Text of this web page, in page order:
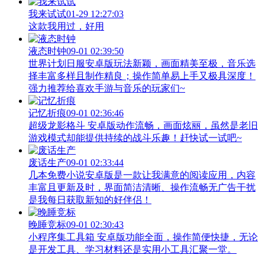
我来试试01-29 12:27:03
这款我用过，好用
液态时钟09-01 02:39:50
世界计划日服安卓版玩法新颖，画面精美至极，音乐选
择丰富多样且制作精良；操作简单易上手又极具深度！
强力推荐给喜欢手游与音乐的玩家们~
记忆折痕09-01 02:36:46
超级龙影格斗 安卓版动作流畅，画面炫丽，虽然是老旧
游戏模式却能提供持续的战斗乐趣！赶快试一试吧~
废话生产09-01 02:33:44
几本免费小说安卓版是一款让我满意的阅读应用，内容
丰富且更新及时，界面简洁清晰、操作流畅无广告干扰
是我每日获取新知的好伴侣！
晚睡竞标09-01 02:30:43
小程序集工具箱 安卓版功能全面，操作简便快捷，无论
是开发工具、学习材料还是实用小工具汇聚一堂。